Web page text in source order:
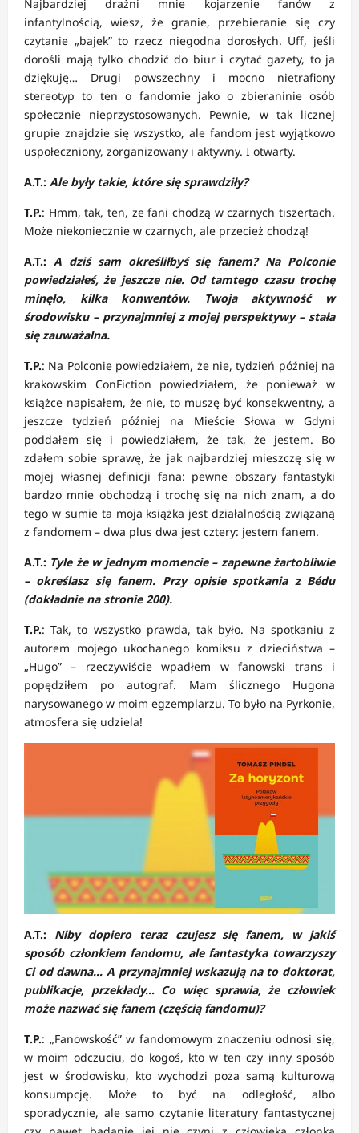
Najbardziej drażni mnie kojarzenie fanów z
infantylnością, wiesz, że granie, przebieranie się czy
czytanie „bajek” to rzecz niegodna dorosłych. Uff, jeśli
dorośli mają tylko chodzić do biur i czytać gazety, to ja
dziękuję… Drugi powszechny i mocno nietrafiony
stereotyp to ten o fandomie jako o zbieraninie osób
społecznie nieprzystosowanych. Pewnie, w tak licznej
grupie znajdzie się wszystko, ale fandom jest wyjątkowo
uspołeczniony, zorganizowany i aktywny. I otwarty.
A.T.: Ale były takie, które się sprawdziły?
T.P.: Hmm, tak, ten, że fani chodzą w czarnych tiszertach.
Może niekoniecznie w czarnych, ale przecież chodzą!
A.T.: A dziś sam określiłbyś się fanem? Na Polconie
powiedziałeś, że jeszcze nie. Od tamtego czasu trochę
minęło, kilka konwentów. Twoja aktywność w
środowisku – przynajmniej z mojej perspektywy – stała
się zauważalna.
T.P.: Na Polconie powiedziałem, że nie, tydzień później na
krakowskim ConFiction powiedziałem, że ponieważ w
książce napisałem, że nie, to muszę być konsekwentny, a
jeszcze tydzień później na Mieście Słowa w Gdyni
poddałem się i powiedziałem, że tak, że jestem. Bo
zdałem sobie sprawę, że jak najbardziej mieszczę się w
mojej własnej definicji fana: pewne obszary fantastyki
bardzo mnie obchodzą i trochę się na nich znam, a do
tego w sumie ta moja książka jest działalnością związaną
z fandomem – dwa plus dwa jest cztery: jestem fanem.
A.T.: Tyle że w jednym momencie – zapewne żartobliwie
– określasz się fanem. Przy opisie spotkania z Bédu
(dokładnie na stronie 200).
T.P.: Tak, to wszystko prawda, tak było. Na spotkaniu z
autorem mojego ukochanego komiksu z dzieciństwa –
„Hugo” – rzeczywiście wpadłem w fanowski trans i
popędziłem po autograf. Mam ślicznego Hugona
narysowanego w moim egzemplarzu. To było na Pyrkonie,
atmosfera się udziela!
A.T.: Niby dopiero teraz czujesz się fanem, w jakiś
sposób członkiem fandomu, ale fantastyka towarzyszy
Ci od dawna… A przynajmniej wskazują na to doktorat,
publikacje, przekłady… Co więc sprawia, że człowiek
może nazwać się fanem (częścią fandomu)?
T.P.: „Fanowskość” w fandomowym znaczeniu odnosi się,
w moim odczuciu, do kogoś, kto w ten czy inny sposób
jest w środowisku, kto wychodzi poza samą kulturową
konsumpcję. Może to być na odległość, albo
sporadycznie, ale samo czytanie literatury fantastycznej